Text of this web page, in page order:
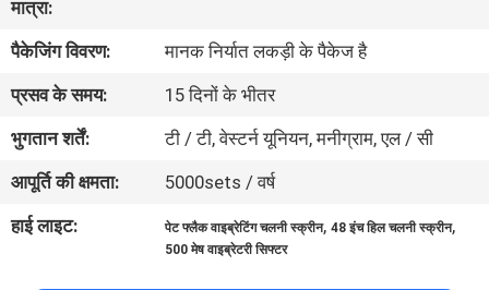
में
कारखाना
भ्रमण
गुणवत्ता
मात्रा:
पैकेजिंग विवरण:
मानक निर्यात लकड़ी के पैकेज है
प्रसव के समय:
15 दिनों के भीतर
भुगतान शर्तें:
टी / टी, वेस्टर्न यूनियन, मनीग्राम, एल / सी
आपूर्ति की क्षमता:
5000sets / वर्ष
हाई लाइट:
पेट फ्लैक वाइब्रेटिंग चलनी स्क्रीन,48 इंच हिल चलनी स्क्रीन,
500 मेष वाइब्रेटरी सिफ्टर